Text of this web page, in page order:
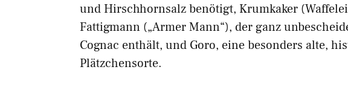
und Hirschhornsalz benötigt, Krumkaker
Fattigmann („Armer Mann“), der ganz
Cognac enthält, und Goro, eine besonders alte,
Plätzchensorte.